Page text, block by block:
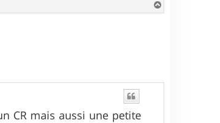
a
CR mais aussi une petite